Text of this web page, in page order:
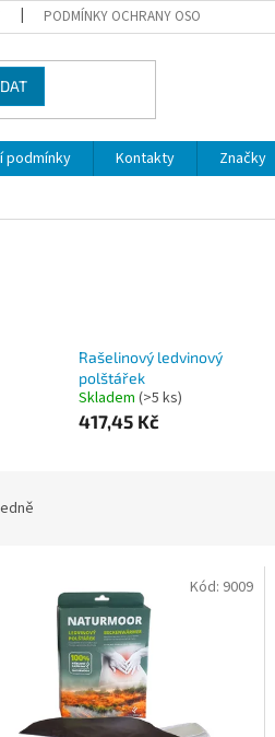
PODMÍNKY OCHRANY OSOBNÍCH ÚDAJŮ
podmínky Kontakty
Značky
Rašelinový ledvinový
polštářek
Skladem (>5 ks)
417,45 Kč
Kód: 9009